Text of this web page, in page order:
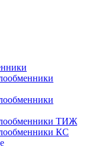
ТИЖ
КC